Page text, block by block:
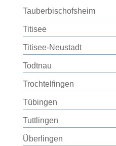
Tauberbischofsheim
Titisee
Titisee-Neustadt
Todtnau
Trochtelfingen
Tübingen
Tuttlingen
Überlingen